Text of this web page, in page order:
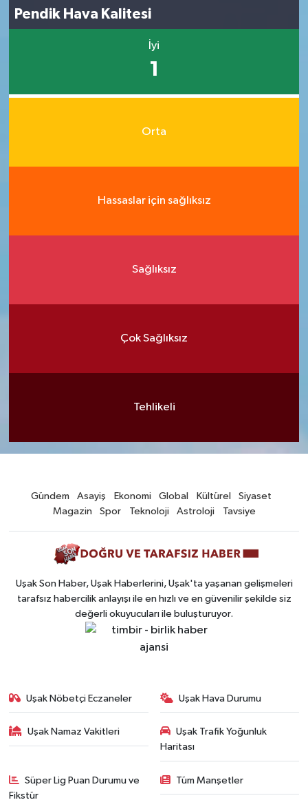
Pendik Hava Kalitesi
İyi
1
Orta
Hassaslar için sağlıksız
Sağlıksız
Çok Sağlıksız
Tehlikeli
Gündem Asayiş Ekonomi Global Kültürel
Siyaset
Magazin
Spor Teknoloji Astroloji Tavsiye
Uşak Son Haber, Uşak Haberlerini, Uşak'ta yaşanan gelişmeleri
tarafsız habercilik anlayışı ile en hızlı ve en güvenilir şekilde siz
değerli okuyucuları ile buluşturuyor.
Uşak Nöbetçi Eczaneler Uşak Hava Durumu
Uşak Namaz Vakitleri
Uşak Trafik Yoğunluk
Haritası
Süper Lig Puan Durumu ve
Fikstür
Tüm Manşetler